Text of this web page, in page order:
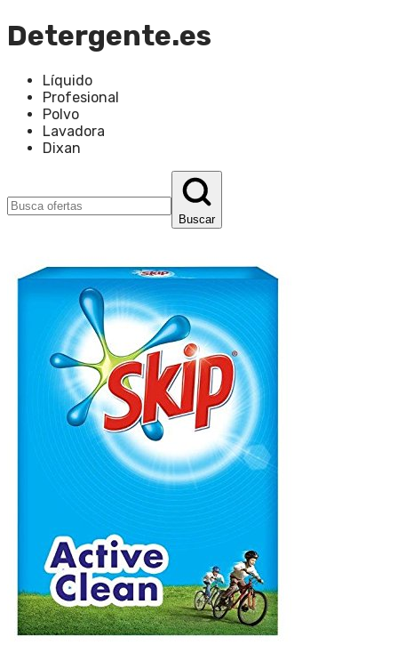
Detergente.es
Líquido
Profesional
Polvo
Lavadora
Dixan
Buscar